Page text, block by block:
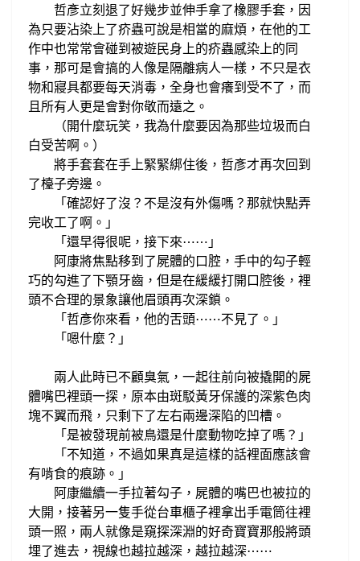
哲彥立刻退了好幾步並伸手拿了橡膠手套 ，因
為只要沾染上了疥蟲可說是相當的麻煩， 在他的工
作中也常常會碰到被遊民身上的疥蟲感染上的同
事， 那可是會搞的人像是隔離病人一樣， 不只是衣
物和寢具都要每天消毒， 全身也會癢到受不了， 而
且所有人更是會對你敬而遠之。
（開什麼玩笑， 我為什麼要因為那些垃圾而白
白受苦啊。）
將手套套在手上緊緊綁住後， 哲彥才再次回到
了檯子旁邊。
「 確認好了沒？ 不是沒有外傷嗎？那就快點弄
完收工了啊。 」
「 還早得很呢， 接下來⋯⋯ 」
阿康將焦點移到了屍體的口腔， 手中的勾子輕
巧的勾進了下顎牙齒，但是在緩緩打開口腔後 ，裡
頭不合理的景象讓他眉頭再次深鎖。
「哲彥你來看， 他的舌頭⋯⋯不見了。 」
「嗯什麼？」
兩人此時已不顧臭氣， 一起往前向被撬開的屍
體嘴巴裡頭一探， 原本由斑駁黃牙保護的深紫色肉
塊不翼而飛， 只剩下了左右兩邊深陷的凹槽。
「是被發現前被鳥還是什麼動物吃掉了嗎？ 」
「不知道，不過如果真是這樣的話裡面應該會
有啃食的痕跡。 」
阿康繼續一手拉著勾子 ， 屍體的嘴巴也被拉的
大開， 接著另一隻手從台車櫃子裡拿出手電筒往裡
頭一照， 兩人就像是窺探深淵的好奇寶寶那般將頭
埋了進去，視線也越拉越深，越拉越深⋯⋯